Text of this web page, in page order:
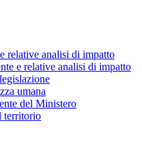
relative analisi di impatto
e relative analisi di impatto
umana
del Ministero
territorio